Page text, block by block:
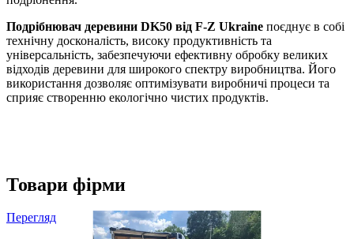
Подрібнювач деревини DK50 від F-Z Ukraine поєднує в собі
технічну досконалість, високу продуктивність та
універсальність, забезпечуючи ефективну обробку великих
відходів деревини для широкого спектру виробництва. Його
використання дозволяє оптимізувати виробничі процеси та
сприяє створенню екологічно чистих продуктів.
Товари фірми
Перегляд